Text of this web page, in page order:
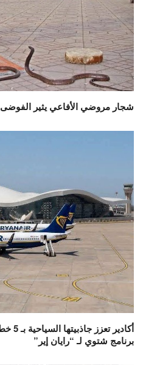
شجار مروضي الأفاعي يثير الفوضى
برنامج شتوي لـ “رايان إير”